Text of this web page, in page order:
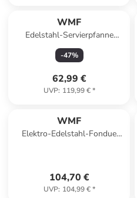
WMF
Edelstahl-Servierpfanne
''Permadur Advance'' - Ø 28
cm
-47%
62,99 €
UVP: 119,99 €*
WMF
Elektro-Edelstahl-Fondue
104,70 €
UVP: 104,99 €*